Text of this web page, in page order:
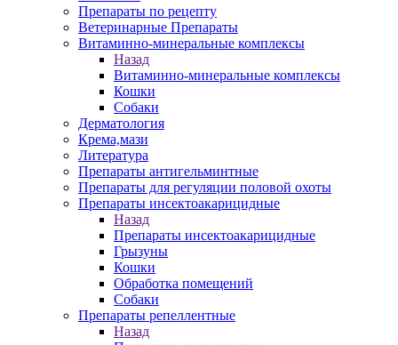
Препараты по рецепту
Ветеринарные Препараты
Витаминно-минеральные комплексы
Назад
Витаминно-минеральные комплексы
Кошки
Собаки
Дерматология
Крема,мази
Литература
Препараты антигельминтные
Препараты для регуляции половой охоты
Препараты инсектоакарицидные
Назад
Препараты инсектоакарицидные
Грызуны
Кошки
Обработка помещений
Собаки
Препараты репеллентные
Назад